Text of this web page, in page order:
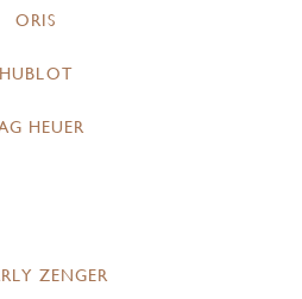
ORIS
HUBLOT
HEUER
ZENGER